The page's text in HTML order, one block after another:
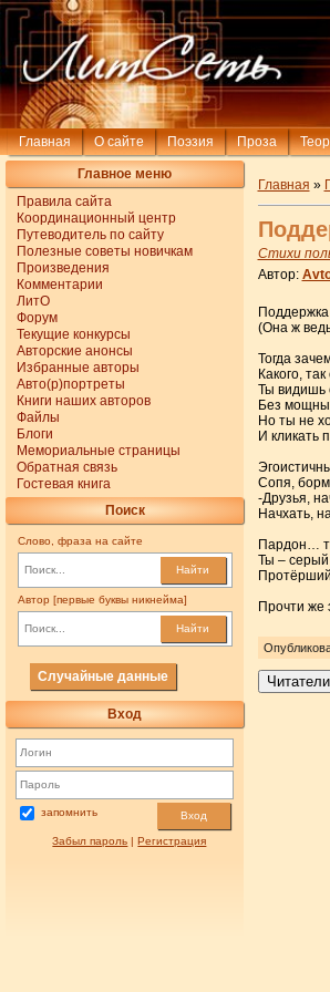
Главная О сайте Поэзия Проза
Главное меню
Правила сайта
Координационный центр
Путеводитель по сайту
Полезные советы новичкам
Произведения
Комментарии
ЛитО
Форум
Текущие конкурсы
Авторские анонсы
Избранные авторы
Авто(р)портреты
Книги наших авторов
Файлы
Блоги
Мемориальные страницы
Обратная связь
Гостевая книга
Поиск
Слово, фраза на сайте
Найти
Автор [первые буквы никнейма]
Найти
Случайные данные
Вход
запомнить Вход
Забыл пароль |Регистрация
Главная »
Стихи
Автор:
Поддержка
(Она ж
Тогда
Какого,
Ты видишь
Без
Но ты не
И кликать
Сопя,
-Друзья,
Начхать,
Пардон…
Ты – серый
Прочти же
Читатели